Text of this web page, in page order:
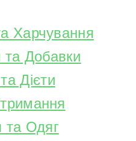
Харчування
та Добавки
Дієти
та Одяг